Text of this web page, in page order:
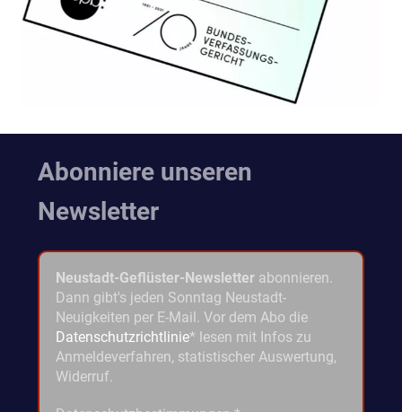
Abonniere unseren
Newsletter
Neustadt-Geflüster-Newsletter abonnieren.
Dann gibt's jeden Sonntag Neustadt-
Neuigkeiten per E-Mail. Vor dem Abo die
Datenschutzrichtlinie* lesen mit Infos zu
Anmeldeverfahren, statistischer Auswertung,
Widerruf.